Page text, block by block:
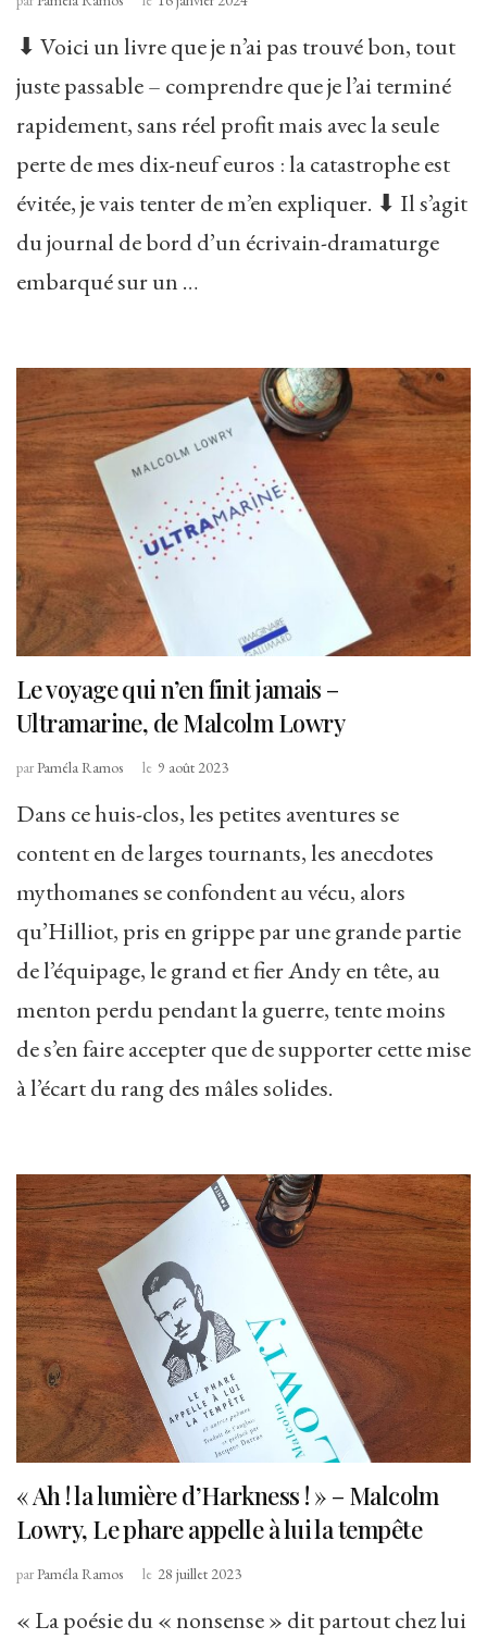
⬇ Voici un livre que je n’ai pas trouvé bon, tout
juste passable – comprendre que je l’ai terminé
rapidement, sans réel profit mais avec la seule
perte de mes dix-neuf euros : la catastrophe est
évitée, je vais tenter de m’en expliquer. ⬇ Il s’agit
du journal de bord d’un écrivain-dramaturge
embarqué sur un …
Le voyage qui n’en finit jamais –
Ultramarine, de Malcolm Lowry
par Paméla Ramos le 9 août 2023
Dans ce huis-clos, les petites aventures se
content en de larges tournants, les anecdotes
mythomanes se confondent au vécu, alors
qu’Hilliot, pris en grippe par une grande partie
de l’équipage, le grand et fier Andy en tête, au
menton perdu pendant la guerre, tente moins
de s’en faire accepter que de supporter cette mise
à l’écart du rang des mâles solides.
« Ah ! la lumière d’Harkness ! » – Malcolm
Lowry, Le phare appelle à lui la tempête
parPaméla Ramos le 28 juillet 2023
« La poésie du « nonsense » dit partout chez lui